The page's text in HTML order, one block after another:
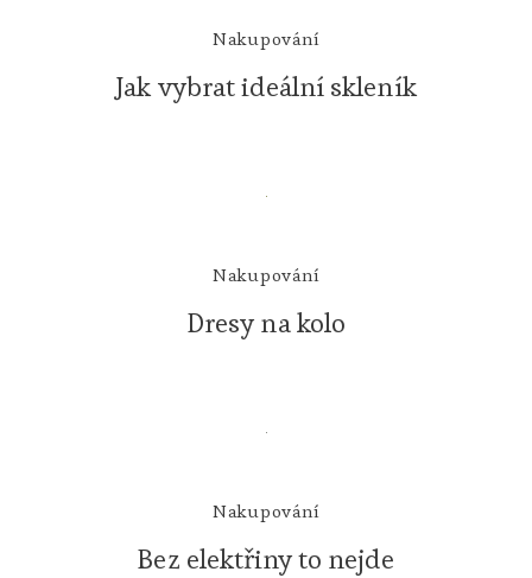
Nakupování
Jak vybrat ideální skleník
Nakupování
Dresy na kolo
Nakupování
Bez elektřiny to nejde